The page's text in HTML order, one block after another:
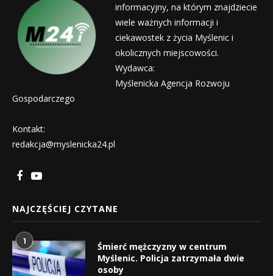
informacyjny, na którym znajdziecie
wiele ważnych informacji i
ciekawostek z życia Myślenic i
okolicznych miejscowości.
Wydawca:
Myślenicka Agencja Rozwoju
Gospodarczego
Kontakt:
redakcja@myslenicka24.pl
NAJCZĘŚCIEJ CZYTANE
1
Śmierć mężczyzny w centrum
Myślenic. Policja zatrzymała dwie
osoby